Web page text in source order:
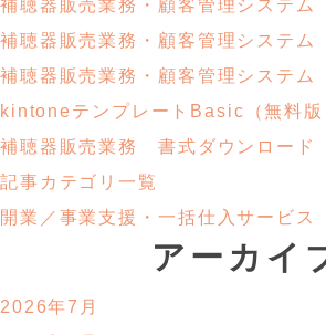
補聴器販売業務・ 顧客管理システム
補聴器販売業務・ 顧客管理システム
補聴器販売業務・顧客管理システム
kintoneテンプレートBasic （無料
補聴器販売業務
書式ダウンロード
記事カテゴリ一覧
開業／事業支援・ 一括仕入サービス
アーカイ
2026年7月